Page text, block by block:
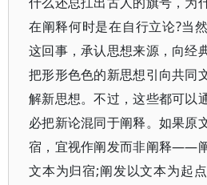
在阐释何时是在自行立论?当
这回事，承认思想来源，向经
把形形色色的新思想引向共同
解新思想。不过，这些都可以
必把新论混同于阐释。如果原
宿，宜视作阐发而非阐释——
文本为归宿;阐发以文本为起